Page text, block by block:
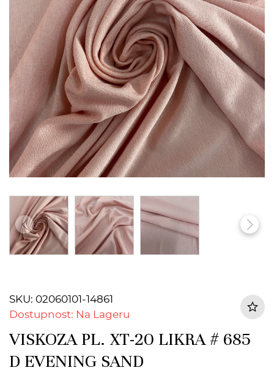
SKU: 02060101-14861
Dostupnost: Na Lageru
VISKOZA PL. XT-20 LIKRA # 685
D EVENING SAND